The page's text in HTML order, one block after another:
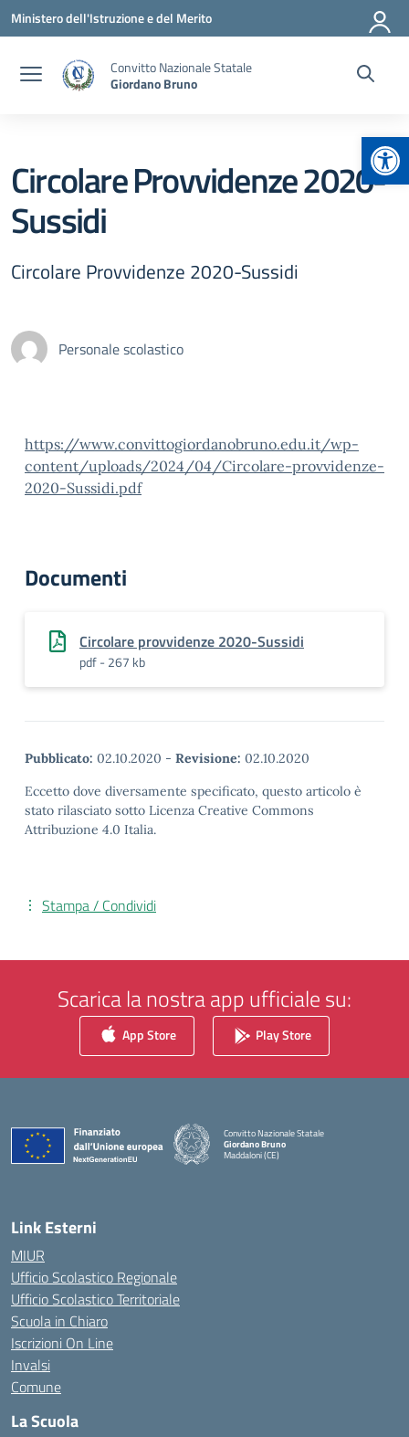
Vai ai contenuti
Vai al menu di navigazione
Vai al footer
Ministero dell'Istruzione e del Merito
Convitto Nazionale Statale
Giordano Bruno
Circolare Provvidenze 2020-
Sussidi
Circolare Provvidenze 2020-Sussidi
Personale scolastico
https://www.convittogiordanobruno.edu.it/wp-
content/uploads/2024/04/Circolare-provvidenze-
2020-Sussidi.pdf
Documenti
Circolare provvidenze 2020-Sussidi
pdf - 267 kb
Pubblicato: 02.10.2020 - Revisione: 02.10.2020
Eccetto dove diversamente specificato, questo articolo è
stato rilasciato sotto Licenza Creative Commons
Attribuzione 4.0 Italia.
Stampa / Condividi
Scarica la nostra app ufficiale su:
App Store Play Store
Convitto Nazionale Statale
Giordano Bruno
Maddaloni (CE)
Link Esterni
MIUR
Ufficio Scolastico Regionale
Ufficio Scolastico Territoriale
Scuola in Chiaro
Iscrizioni On Line
Invalsi
Comune
La Scuola